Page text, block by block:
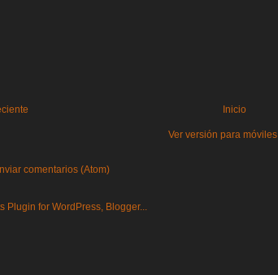
Inicio
Ver versión para móviles
comentarios (Atom)